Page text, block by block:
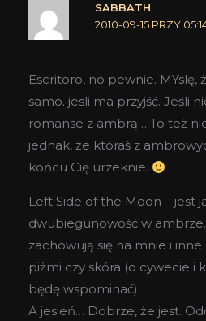
SABBATH
2010-09-15 PRZY
Escritoro, no pewnie. MYslę,
samo. jesli ma przyjść. Jeśli
romanse z ambrą… To też
jednak, że któraś z
końcu Cię urzeknie.
Left Side of the Moon – jest
dwubiegunowość w
zachowują się na mnie i
piżmi czy skóra (o cywecie i
będę wspominać).
A jesień… Dobrze, że jest.